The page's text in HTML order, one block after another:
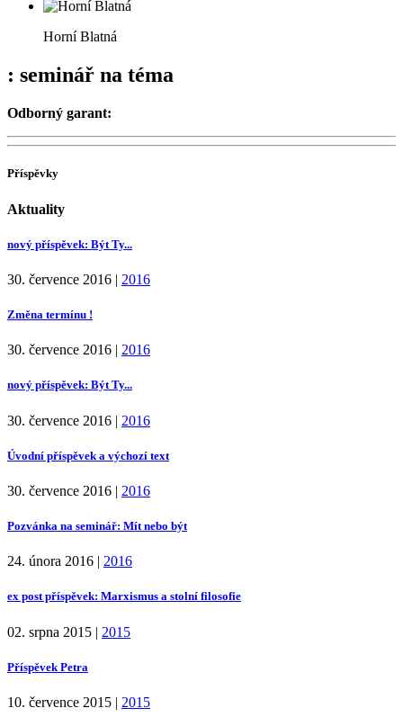
Horní Blatná
: seminář na téma
Odborný garant:
Příspěvky
Aktuality
nový příspěvek: Být Ty...
30. července 2016 | 2016
Změna termínu !
30. července 2016 | 2016
nový příspěvek: Být Ty...
30. července 2016 | 2016
Úvodní příspěvek a výchozí text
30. července 2016 | 2016
Pozvánka na seminář: Mít nebo být
24. února 2016 | 2016
ex post příspěvek: Marxismus a stolní filosofie
02. srpna 2015 | 2015
Příspěvek Petra
10. července 2015 | 2015